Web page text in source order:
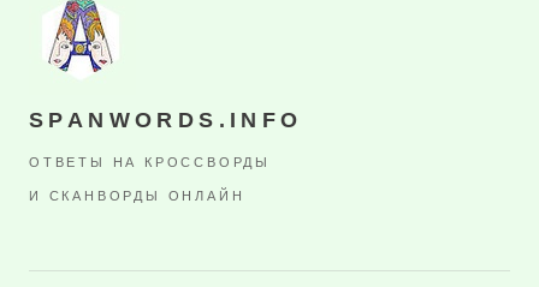
SPANWORDS.INFO
ОТВЕТЫ НА КРОССВОРДЫ
И СКАНВОРДЫ ОНЛАЙН